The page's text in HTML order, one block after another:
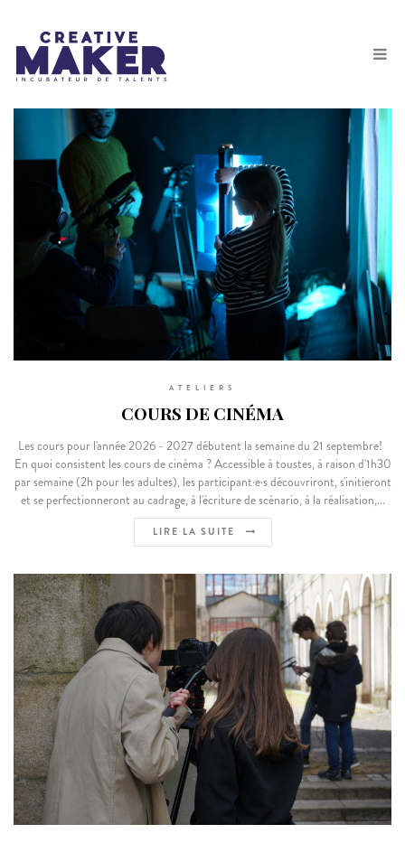
ATELIERS
COURS DE CINÉMA
Les cours pour l'année 2026 - 2027 débutent la semaine du 21 septembre!
En quoi consistent les cours de cinéma ? Accessible à toustes, à raison d'1h30
par semaine (2h pour les adultes), les participant·e·s découvriront, s'initieront
et se perfectionneront au cadrage, à l'écriture de scénario, à la réalisation,...
LIRE LA SUITE